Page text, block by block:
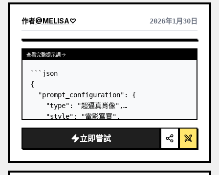
作者@MELISA♡ 2026年1月30日
查看其他模型的結果
查看完整提示詞
```json
{
  "prompt_configuration": {
    "type": "超逼真肖像",
    "style": "電影寫實",
    "resolution": "8K"
  "subject": {
    "demographics": "
Billie Eilish ，運
動型身材，健美體格，蒼白膚色",
立即嘗試